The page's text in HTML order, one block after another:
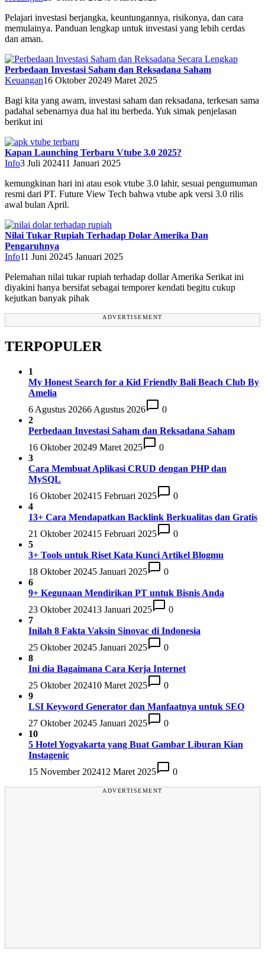
Pelajari investasi berjangka, keuntungannya, risikonya, dan cara
memulainya. Panduan lengkap untuk investasi yang lebih cerdas
dan aman.
Perbedaan Investasi Saham dan Reksadana Saham
Keuangan16 Oktober 20249 Maret 2025
Bagi kita yang awam, investasi saham dan reksadana, terkesan sama
padahal sebenarnya dua hal itu berbeda. Yuk simak penjelasan
berikut ini
Kapan Launching Terbaru Vtube 3.0 2025?
Info3 Juli 202411 Januari 2025
kemungkinan hari ini atau esok vtube 3.0 lahir, sesuai pengumuman
resmi dari PT. Future View Tech bahwa vtube apk versi 3.0 rilis
awal bulan April.
Nilai Tukar Rupiah Terhadap Dolar Amerika Dan
Pengaruhnya
Info11 Juni 20245 Januari 2025
Pelemahan nilai tukar rupiah terhadap dollar Amerika Serikat ini
diyakini hanya bersifat sebagai temporer kendati begitu cukup
kejutkan banyak pihak
ADVERTISEMENT
TERPOPULER
1
My Honest Search for a Kid Friendly Bali Beach Club By
Amelia
6 Agustus 20266 Agustus 2026
0
2
Perbedaan Investasi Saham dan Reksadana Saham
16 Oktober 20249 Maret 2025
0
3
Cara Membuat Aplikasi CRUD dengan PHP dan
MySQL
16 Oktober 202415 Februari 2025
0
4
13+ Cara Mendapatkan Backlink Berkualitas dan Gratis
21 Oktober 202415 Februari 2025
0
5
3+ Tools untuk Riset Kata Kunci Artikel Blogmu
18 Oktober 20245 Januari 2025
0
6
9+ Kegunaan Mendirikan PT untuk Bisnis Anda
23 Oktober 202413 Januari 2025
0
7
Inilah 8 Fakta Vaksin Sinovac di Indonesia
25 Oktober 20245 Januari 2025
0
8
Ini dia Bagaimana Cara Kerja Internet
25 Oktober 202410 Maret 2025
0
9
LSI Keyword Generator dan Manfaatnya untuk SEO
27 Oktober 20245 Januari 2025
0
10
5 Hotel Yogyakarta yang Buat Gambar Liburan Kian
Instagenic
15 November 202412 Maret 2025 0
ADVERTISEMENT